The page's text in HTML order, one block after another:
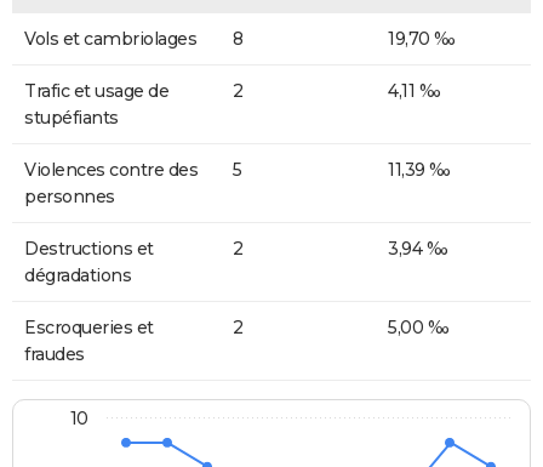
Vols et cambriolages 8 19,70 ‰
Trafic et usage de
stupéfiants
2 4,11 ‰
Violences contre des
personnes
5 11,39 ‰
Destructions et
dégradations
2 3,94 ‰
Escroqueries et
fraudes
2 5,00 ‰
10